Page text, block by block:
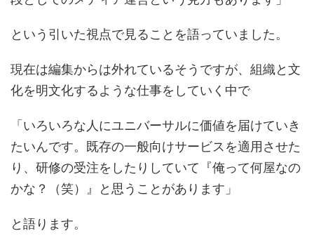
という引いた視点で見ることを語っていました。
現在は編集からは外れているそうですが、組織と文
化を明文化するような仕事をしていく中で
「いろいろな人にユニバーサルに価値を届けていき
たいんです。既存の一般向けサービスを適用させた
り、研修の受注をしたりしていて『俺って何屋なの
かな？（笑）』と思うことがあります」
と語ります。